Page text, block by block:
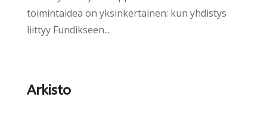
toimintaidea on yksinkertainen: kun yhdistys
liittyy Fundikseen...
Arkisto